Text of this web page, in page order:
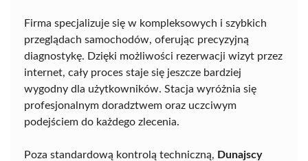
Firma specjalizuje się w kompleksowych i szybkich
przeglądach samochodów, oferując precyzyjną
diagnostykę. Dzięki możliwości rezerwacji wizyt przez
internet, cały proces staje się jeszcze bardziej
wygodny dla użytkowników. Stacja wyróżnia się
profesjonalnym doradztwem oraz uczciwym
podejściem do każdego zlecenia.
Poza standardową kontrolą techniczną, Dunajscy